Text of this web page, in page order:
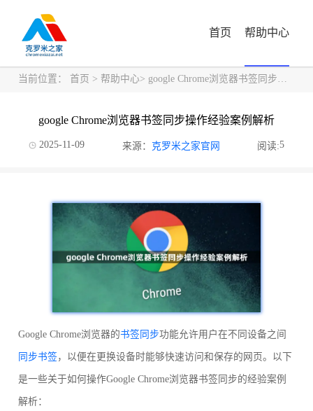
首页 帮助中心
当前位置： 首页 > 帮助中心> google Chrome浏览器书签同步操作经验案例解析
google Chrome浏览器书签同步操作经验案例解析
2025-11-09 来源： 克罗米之家官网 阅读:5
Google Chrome浏览器的书签同步功能允许用户在不同设备之间
同步书签 ，以便在更换设备时能够快速访问和保存的网页。以下
是一些关于如何操作Google Chrome浏览器书签同步的经验案例
解析：